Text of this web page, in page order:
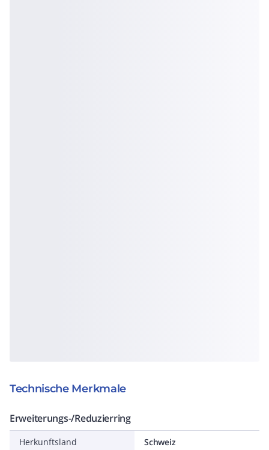
Technische Merkmale
Erweiterungs-/Reduzierring
Herkunftsland
Schweiz